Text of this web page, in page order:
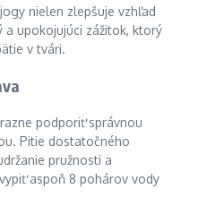
nielen zlepšuje vzhľad
a upokojujúci zážitok, ktorý
v tvári.
podporiť správnou
Pitie dostatočného
pružnosti a
aspoň 8 pohárov vody